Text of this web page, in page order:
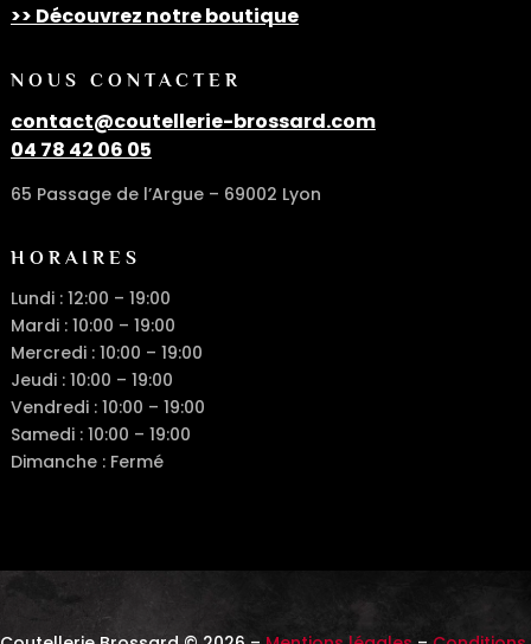
>> Découvrez notre boutique
NOUS CONTACTER
contact@coutellerie-brossard.com
04 78 42 06 05
65 Passage de l’Argue – 69002 Lyon
HORAIRES
Lundi : 12:00 – 19:00
Mardi : 10:00 – 19:00
Mercredi : 10:00 – 19:00
Jeudi : 10:00 – 19:00
Vendredi : 10:00 – 19:00
Samedi : 10:00 – 19:00
Dimanche : Fermé